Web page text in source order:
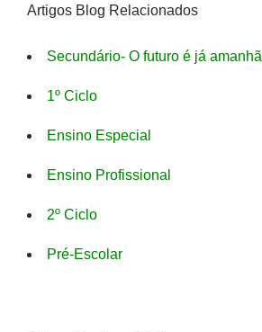
Artigos Blog Relacionados
Secundário- O futuro é já amanhã
1º Ciclo
Ensino Especial
Ensino Profissional
2º Ciclo
Pré-Escolar